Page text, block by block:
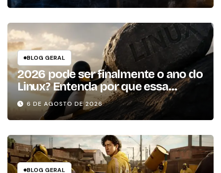
BLOG GERAL
2026 pode ser finalmente o ano do
Linux? Entenda por que essa
previsão voltou à tona
6 DE AGOSTO DE 2026
BLOG GERAL